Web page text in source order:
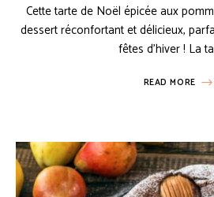
Cette tarte de Noël épicée aux
dessert réconfortant et délicieux,
fêtes d’hiver ! La
READ MORE